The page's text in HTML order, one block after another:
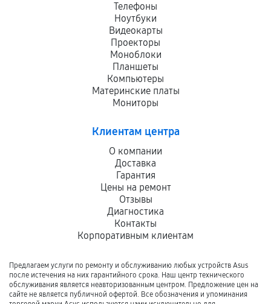
Телефоны
Ноутбуки
Видеокарты
Проекторы
Моноблоки
Планшеты
Компьютеры
Материнские платы
Мониторы
Клиентам центра
О компании
Доставка
Гарантия
Цены на ремонт
Отзывы
Диагностика
Контакты
Корпоративным клиентам
Предлагаем услуги по ремонту и обслуживанию любых устройств Asus
после истечения на них гарантийного срока. Наш центр технического
обслуживания является неавторизованным центром. Предложение цен на
сайте не является публичной офертой. Все обозначения и упоминания